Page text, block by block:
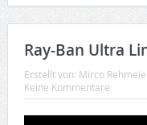
Ray-Ban Ultra
Erstellt von: Mirco
Keine Kommentare